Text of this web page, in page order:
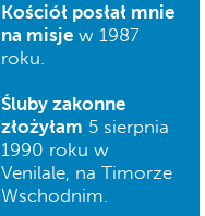
Kościół posłał mnie
na misje w 1987
roku.
Śluby zakonne
złożyłam 5 sierpnia
1990 roku w
Venilale, na Timorze
Wschodnim.